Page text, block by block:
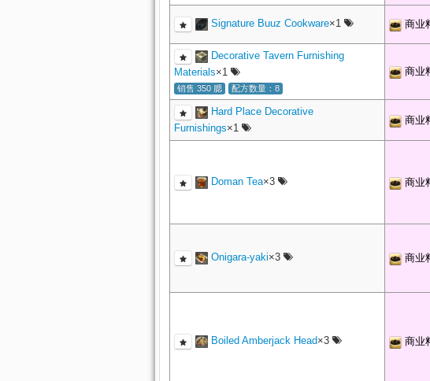
Signature Buuz Cookware×1 商业
Decorative Tavern Furnishing
Materials×1
销售 350 腮 配方数量：8
商业
Hard Place Decorative
Furnishings×1
商业
Doman Tea×3 商业
Onigara-yaki×3 商业
Boiled Amberjack Head×3 商业